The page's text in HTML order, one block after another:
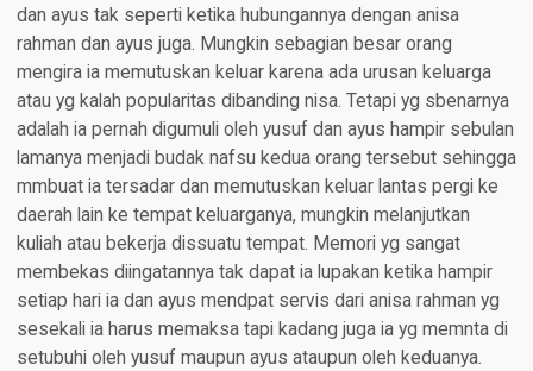
dan ayus tak seperti ketika hubungannya dengan anisa
rahman dan ayus juga. Mungkin sebagian besar orang
mengira ia memutuskan keluar karena ada urusan keluarga
atau yg kalah popularitas dibanding nisa. Tetapi yg sbenarnya
adalah ia pernah digumuli oleh yusuf dan ayus hampir sebulan
lamanya menjadi budak nafsu kedua orang tersebut sehingga
mmbuat ia tersadar dan memutuskan keluar lantas pergi ke
daerah lain ke tempat keluarganya, mungkin melanjutkan
kuliah atau bekerja dissuatu tempat. Memori yg sangat
membekas diingatannya tak dapat ia lupakan ketika hampir
setiap hari ia dan ayus mendpat servis dari anisa rahman yg
sesekali ia harus memaksa tapi kadang juga ia yg memnta di
setubuhi oleh yusuf maupun ayus ataupun oleh keduanya.